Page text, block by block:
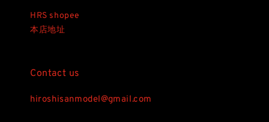
HRS shopee
本店地址
Contact us
hiroshisanmodel@gmail.com